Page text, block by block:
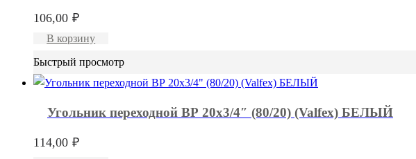
106,00 ₽
В корзину
Быстрый просмотр
Угольник переходной ВР 20х3/4″ (80/20) (Valfex) БЕЛЫЙ
114,00 ₽